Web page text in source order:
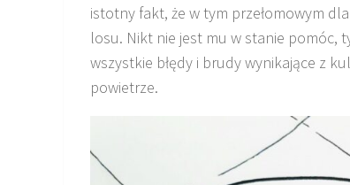
istotny fakt, że w tym przełomowym
losu. Nikt nie jest mu w stanie pomóc,
wszystkie błędy i brudy wynikające z
powietrze.